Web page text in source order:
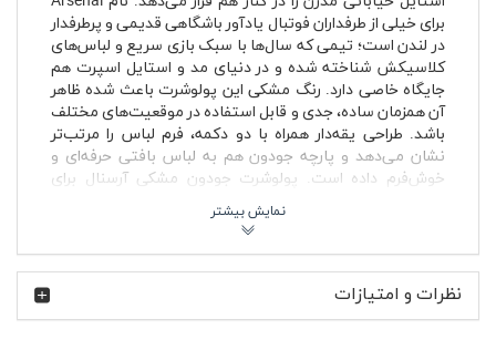
برای خیلی از طرفداران فوتبال یادآور باشگاهی قدیمی و پرطرفدار
در لندن است؛ تیمی که سال‌ها با سبک بازی سریع و لباس‌های
کلاسیکش شناخته شده و در دنیای مد و استایل اسپرت هم
جایگاه خاصی دارد. رنگ مشکی این پولوشرت باعث شده ظاهر
آن همزمان ساده، جدی و قابل استفاده در موقعیت‌های مختلف
باشد. طراحی یقه‌دار همراه با دو دکمه، فرم لباس را مرتب‌تر
نشان می‌دهد و پارچه جودون هم به لباس بافتی حرفه‌ای و
خوش‌فرم داده است. پولوشرت جودون مشکی آرسنال برای
دارند، انتخاب جذابی به حساب می‌آید و به‌راحتی می‌تواند در
در طراحی این مدل، تمرکز روی سادگی و کاربردی بودن بوده
است. رنگ مشکی لباس به‌راحتی با شلوار جین آبی، شلوار کتان
طوسی، اسلش مشکی یا حتی شلوارک اسپرت ست می‌شود.
نظرات و امتیازات